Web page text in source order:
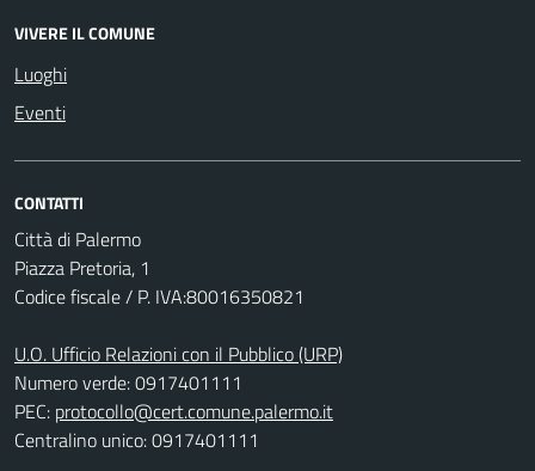
VIVERE IL COMUNE
Luoghi
Eventi
CONTATTI
Città di Palermo
Piazza Pretoria, 1
Codice fiscale / P. IVA:80016350821
U.O. Ufficio Relazioni con il Pubblico (URP)
Numero verde: 0917401111
PEC: protocollo@cert.comune.palermo.it
Centralino unico: 0917401111